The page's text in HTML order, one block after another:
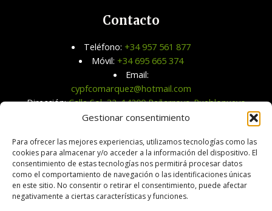
Gestionar consentimiento
Para ofrecer las mejores experiencias, utilizamos tecnologías como las
cookies para almacenar y/o acceder a la información del dispositivo. El
consentimiento de estas tecnologías nos permitirá procesar datos
como el comportamiento de navegación o las identificaciones únicas
en este sitio. No consentir o retirar el consentimiento, puede afectar
negativamente a ciertas características y funciones.
Contacto
Teléfono: +34 957 561 877
Móvil: +34 695 665 374
Email:
cypfcomarquez@hotmail.com
Dirección:Calle Sol, 32, 14200 Peñarroya-Pueblonuevo,
Córdoba